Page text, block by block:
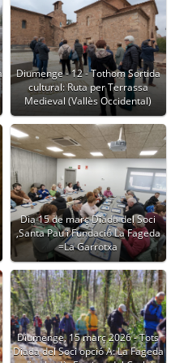
Diumenge - 12 - Tothom Sortida
cultural: Ruta per Terrassa
Medieval (Vallès Occidental)
Dia 15 de març Diada del Soci
,Santa Pau i Fundació La Fageda
=La Garrotxa
Diumenge, 15 març 2026 - Tots
Diada del Soci opció A: La Fageda